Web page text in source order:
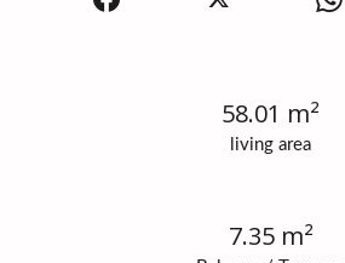
living area
58.01 m²
7.35 m²